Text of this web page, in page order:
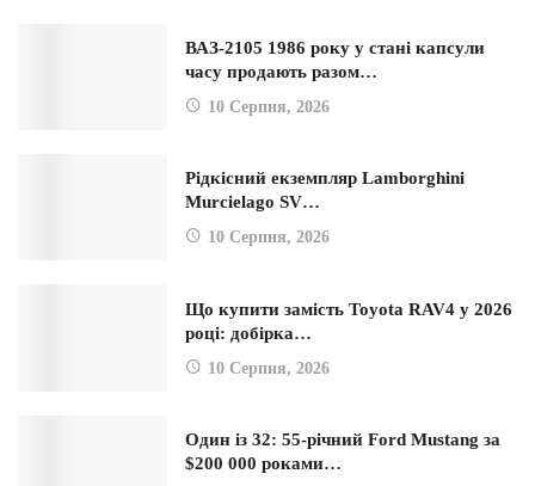
ВАЗ-2105 1986 року у стані капсули
часу продають разом…
10 Серпня, 2026
Рідкісний екземпляр Lamborghini
Murcielago SV…
10 Серпня, 2026
Що купити замість Toyota RAV4 у 2026
році: добірка…
10 Серпня, 2026
Один із 32: 55-річний Ford Mustang за
$200 000 роками…